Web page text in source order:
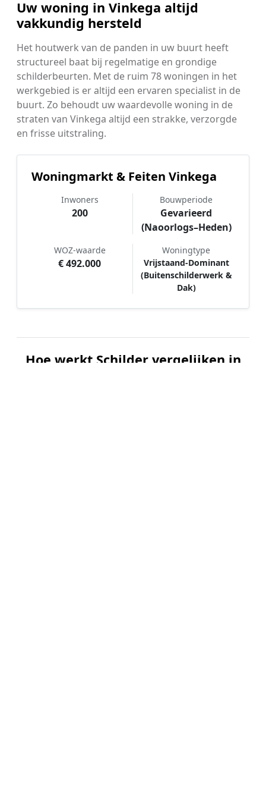
Uw woning in Vinkega altijd
vakkundig hersteld
Het houtwerk van de panden in uw buurt heeft
structureel baat bij regelmatige en grondige
schilderbeurten. Met de ruim 78 woningen in het
werkgebied is er altijd een ervaren specialist in de
buurt. Zo behoudt uw waardevolle woning in de
straten van Vinkega altijd een strakke, verzorgde
en frisse uitstraling.
Woningmarkt & Feiten Vinkega
Inwoners
200
Bouwperiode
Gevarieerd
(Naoorlogs–Heden)
WOZ-waarde
€ 492.000
Woningtype
Vrijstaand-Dominant
(Buitenschilderwerk &
Dak)
Hoe werkt Schilder vergelijken in